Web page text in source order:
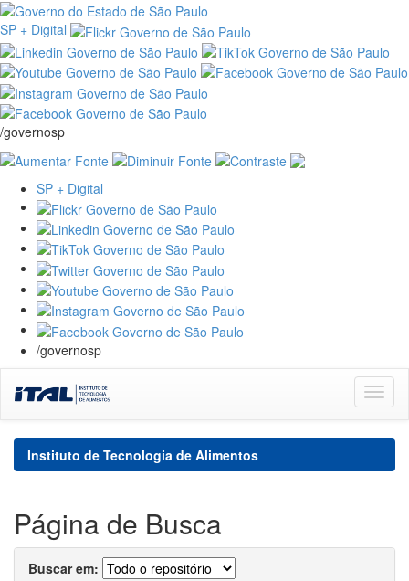
SP + Digital
/governosp
SP + Digital
/governosp
navigation
Instituto de Tecnologia de Alimentos
Página de Busca
Buscar em: